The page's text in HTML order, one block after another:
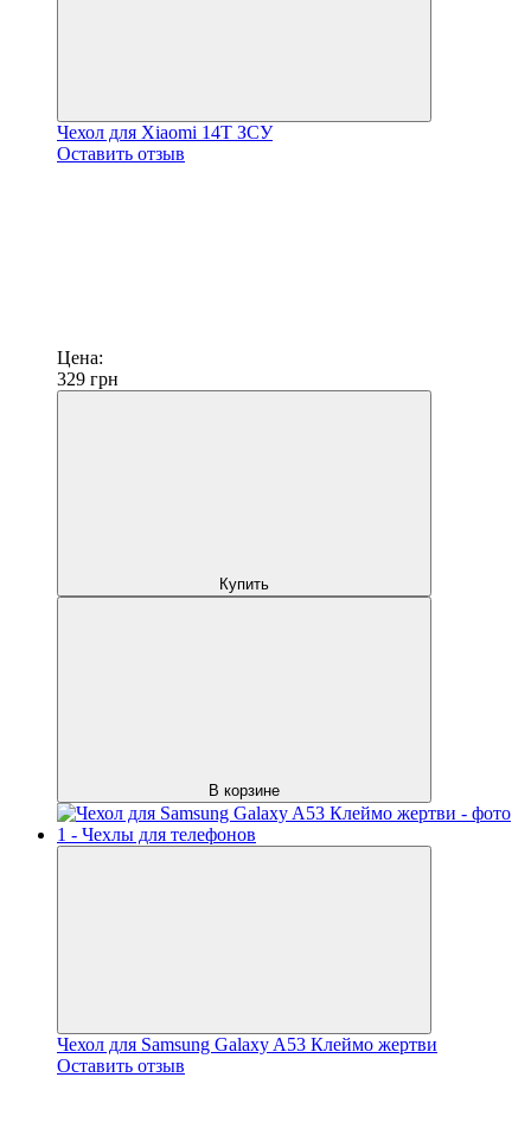
Чехол для Xiaomi 14T ЗСУ
Оставить отзыв
Цена:
329 грн
Купить
В корзине
Чехол для Samsung Galaxy A53 Клеймо жертви
Оставить отзыв